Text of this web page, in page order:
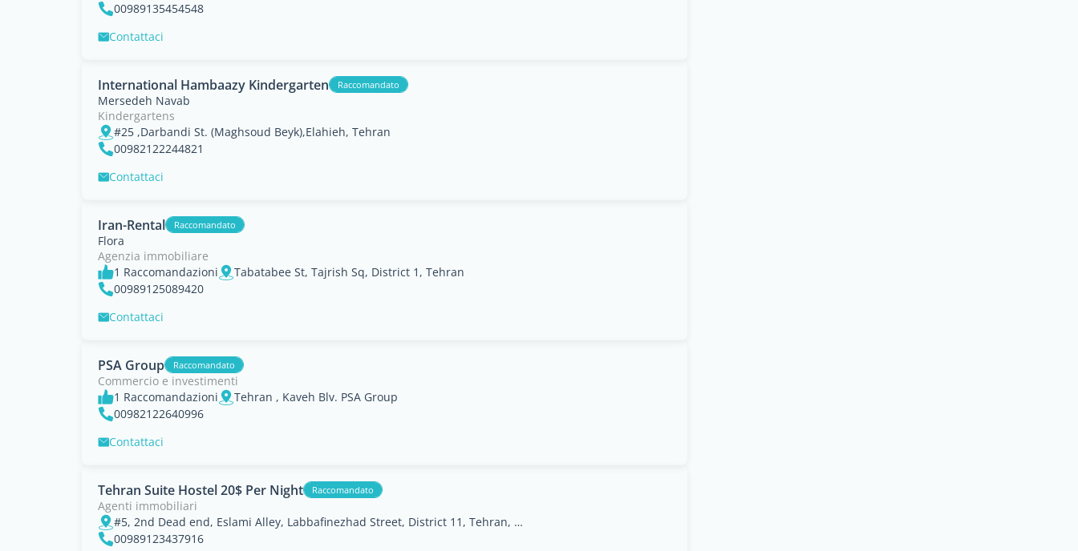
00989135454548
Contattaci
International Hambaazy Kindergarten Raccomandato
Mersedeh Navab
Kindergartens
#25 ,Darbandi St. (Maghsoud Beyk),Elahieh, Tehran
00982122244821
Contattaci
Iran-Rental Raccomandato
Flora
Agenzia immobiliare
1 Raccomandazioni
Tabatabee St, Tajrish Sq, District 1, Tehran
00989125089420
Contattaci
PSA Group Raccomandato
Commercio e investimenti
1 Raccomandazioni
Tehran , Kaveh Blv. PSA Group
00982122640996
Contattaci
Tehran Suite Hostel 20$ Per Night Raccomandato
Agenti immobiliari
#5, 2nd Dead end, Eslami Alley, Labbafinezhad Street, District 11, Tehran, IRAN
00989123437916